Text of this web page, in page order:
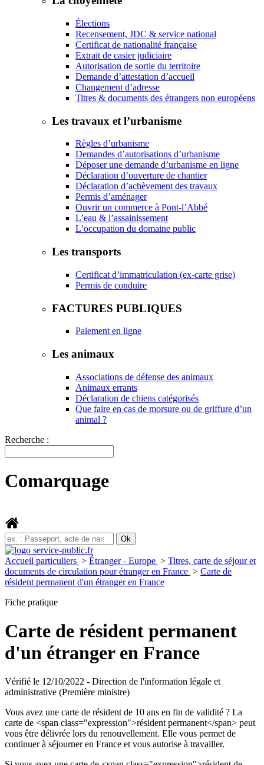
Élections
Recensement, JDC & service national
Certificat de nationalité française
Extrait de casier judiciaire
Autorisation de sortie du territoire
Demande d’attestation d’accueil
Changement d’adresse
Titres & documents des étrangers non européens
Les travaux et l’urbanisme
Règles d’urbanisme
Demandes d’autorisations d’urbanisme
Déposer une demande d’urbanisme en ligne
Déclaration d’ouverture de chantier
Déclaration d’achèvement des travaux
Permis d’aménager
Ouvrir un commerce à Pont-l’Abbé
L’eau & l’assainissement
L’occupation du domaine public
Les transports
Certificat d’immatriculation (ex-carte grise)
Permis de conduire
FACTURES PUBLIQUES
Paiement en ligne
Les animaux
Associations de défense des animaux
Animaux errants
Déclaration de chiens catégorisés
Que faire en cas de morsure ou de griffure d’un
animal ?
Recherche :
Comarquage
Accueil particuliers > Étranger - Europe > Titres, carte de séjour et
documents de circulation pour étranger en France > Carte de
résident permanent d'un étranger en France
Fiche pratique
Carte de résident permanent
d'un étranger en France
Vérifié le 12/10/2022 - Direction de l'information légale et
administrative (Première ministre)
Vous avez une carte de résident de 10 ans en fin de validité ? La
carte de <span class="expression">résident permanent</span> peut
vous être délivrée lors du renouvellement. Elle vous permet de
continuer à séjourner en France et vous autorise à travailler.